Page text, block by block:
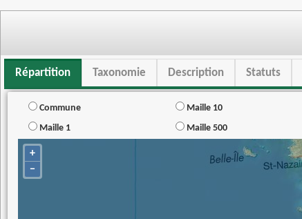
Répartition Taxonomie Description Statuts
Commune Maille 10
Maille 1
Maille 500
+
−